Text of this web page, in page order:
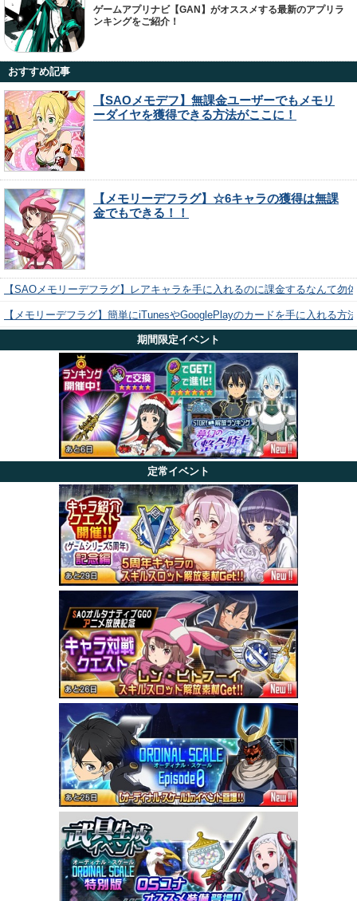
ゲームアプリナビ【GAN】がオススメする最新のアプリラ
ンキングをご紹介！
おすすめ記事
【SAOメモデフ】無課金ユーザーでもメモリ
ーダイヤを獲得できる方法がここに！
【メモリーデフラグ】☆6キャラの獲得は無課
金でもできる！！
【SAOメモリーデフラグ】レアキャラを手に入れるのに課金するなんて勿
【メモリーデフラグ】簡単にiTunesやGooglePlayのカードを手に入れる方
期間限定イベント
定常イベント